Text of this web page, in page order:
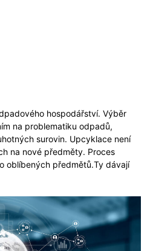
hospodářství. Výběr
na problematiku odpadů,
surovin. Upcyklace není
na nové předměty. Proces
oblíbených předmětů.Ty dávají